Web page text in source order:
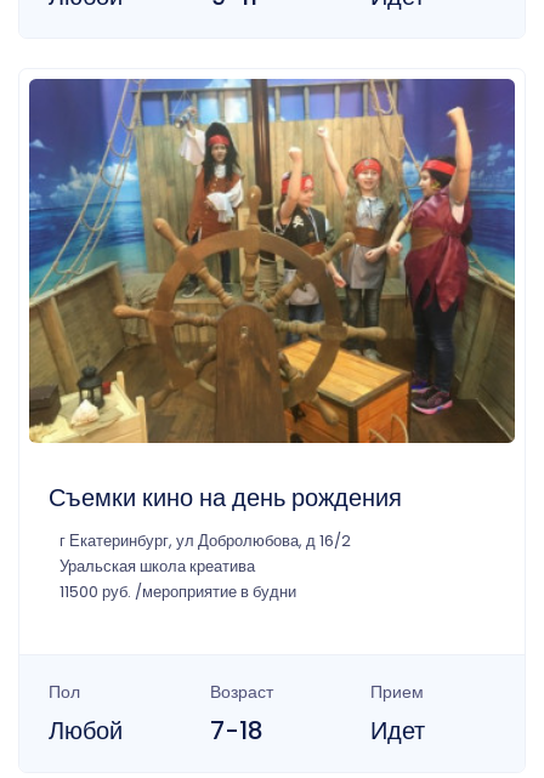
Съемки кино на день рождения
г Екатеринбург, ул Добролюбова, д 16/2
Уральская школа креатива
11500 руб. /мероприятие в будни
Пол
Любой
Возраст
7-18
Прием
Идет